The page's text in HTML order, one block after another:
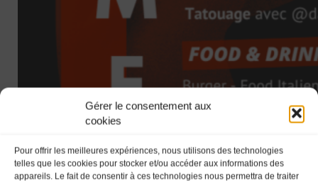
Gérer le consentement aux
cookies
Pour offrir les meilleures expériences, nous utilisons des technologies
telles que les cookies pour stocker et/ou accéder aux informations des
appareils. Le fait de consentir à ces technologies nous permettra de traiter